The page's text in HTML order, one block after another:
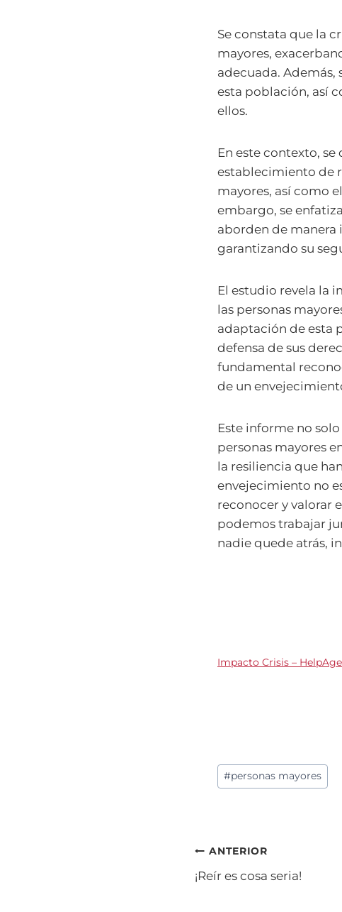
Se constata que la
mayores,
adecuada.
esta población, así
ellos.
En este contexto,
establecimiento de
mayores, así como
embargo, se
aborden de manera
garantizando su
El estudio revela la
las personas
adaptación de esta
defensa de sus
fundamental
de un
Este informe no
personas mayores
la resiliencia que
envejecimiento no
reconocer y valorar
podemos trabajar
nadie quede atrás,
Impacto Crisis –
Etiquetas
de
#personas mayores
Navegación
de
ANTERIOR
¡Reír es cosa seria!